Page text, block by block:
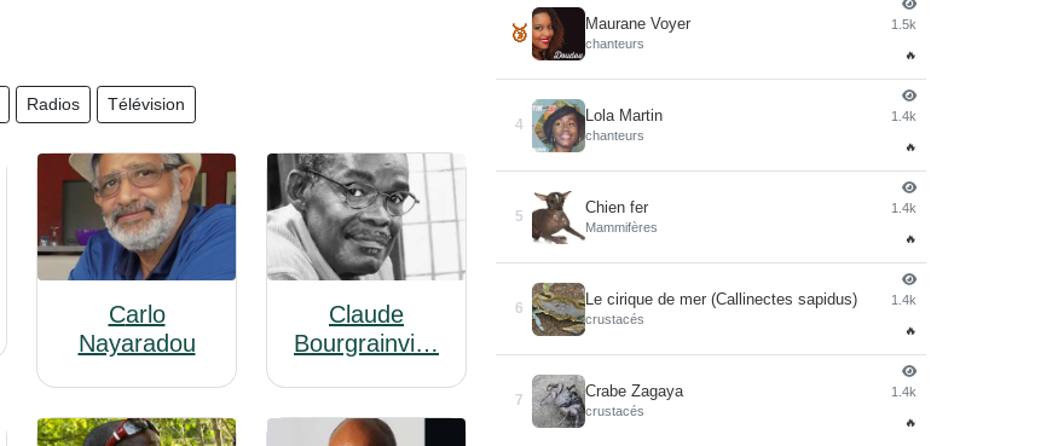
Radios Télévision
Carlo
Nayaradou
Claude
Bourgrainvi…
🥉 Maurane Voyer
chanteurs
1.5k
🔥
4
Lola Martin
chanteurs
1.4k
🔥
5
Chien fer
Mammifères
1.4k
🔥
6
Le cirique de mer (Callinectes sapidus)
crustacés
1.4k
🔥
7
Crabe Zagaya
crustacés
1.4k
🔥